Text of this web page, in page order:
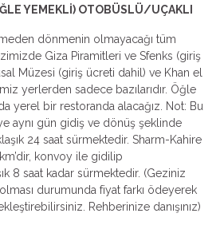
YEMEKLİ) OTOBÜSLÜ/UÇAKLI
dönmenin olmayacağı tüm
Giza Piramitleri ve Sfenks (giriş
Müzesi (giriş ücreti dahil) ve Khan el
yerlerden sadece bazılarıdır. Öğle
yerel bir restoranda alacağız. Not: Bu
aynı gün gidiş ve dönüş şeklinde
24 saat sürmektedir. Sharm-Kahire
konvoy ile gidilip
8 saat kadar sürmektedir. (Geziniz
durumunda fiyat farkı ödeyerek
Rehberinize danışınız)